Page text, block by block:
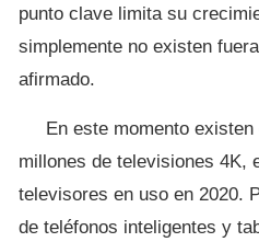
punto clave limita su
simplemente no existen
afirmado.
En este momento
millones de televisiones 4K,
televisores en uso en 2020.
de teléfonos inteligentes y